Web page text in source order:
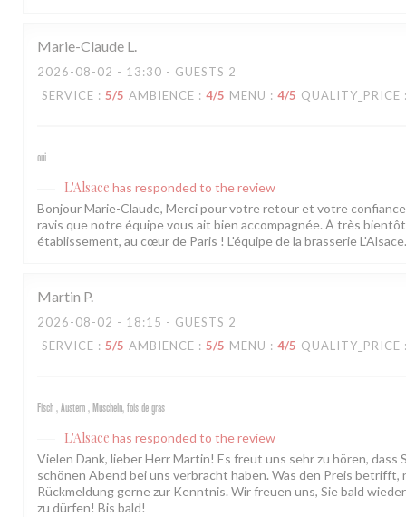
Marie-Claude L
2026-08-02 - 13:30 - GUESTS 2
SERVICE : 5/5 AMBIENCE : 4/5 MENU : 4/5 QUALITY_PRICE
oui
L'Alsace has responded to the review
Bonjour Marie-Claude, Merci pour votre retour et votre
ravis que notre équipe vous ait bien accompagnée. À très
établissement, au cœur de Paris ! L'équipe de la brasserie L'Alsace.
Martin P
2026-08-02 - 18:15 - GUESTS 2
SERVICE : 5/5 AMBIENCE : 5/5 MENU : 4/5 QUALITY_PRICE
Fisch , Austern , Muscheln, fois de gras
L'Alsace has responded to the review
Vielen Dank, lieber Herr Martin! Es freut uns sehr zu hören, dass
schönen Abend bei uns verbracht haben. Was den Preis betrifft,
Rückmeldung gerne zur Kenntnis. Wir freuen uns, Sie bald
zu dürfen! Bis bald!